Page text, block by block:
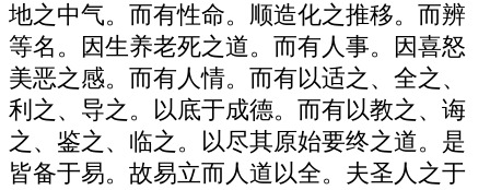
地之中气。而有性命。顺造化之推移。而辨
等名。因生养老死之道。而有人事。因喜怒
美恶之感。而有人情。而有以适之、全之、
利之、导之。以底于成德。而有以教之、诲
之、鉴之、临之。以尽其原始要终之道。是
皆备于易。故易立而人道以全。夫圣人之于